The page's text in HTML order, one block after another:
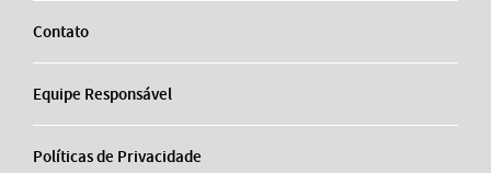
Contato
Equipe Responsável
Políticas de Privacidade